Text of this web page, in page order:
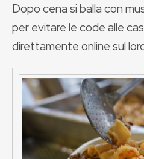
Dopo cena si balla con
per evitare le code alle
direttamente online sul